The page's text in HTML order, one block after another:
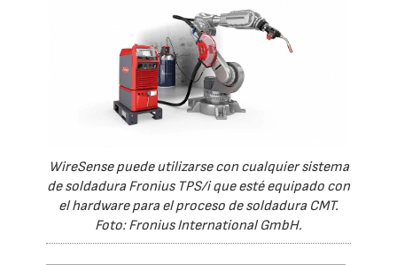
WireSense puede utilizarse con cualquier sistema
de soldadura Fronius TPS/i que esté equipado con
el hardware para el proceso de soldadura CMT.
Foto: Fronius International GmbH.